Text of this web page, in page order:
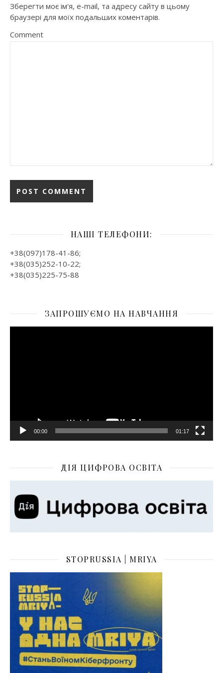
Зберегти моє ім'я, e-mail, та адресу сайту в цьому
браузері для моїх подальших коментарів.
Comment
НАШІ ТЕЛЕФОНИ:
+38(097)178-41-86;
+38(035)252-10-22;
+38(035)225-75-88
ЗАПРОШУЄМО НА НАВЧАННЯ
Відеопрогравач
00:00 01:17
ДІЯ ЦИФРОВА ОСВІТА
STOPRUSSIA | MRIYA